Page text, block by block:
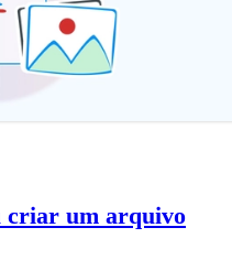
criar um arquivo